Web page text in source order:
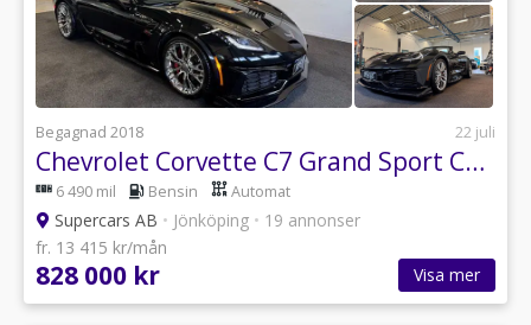
Begagnad 2018 22 juli
Chevrolet Corvette C7 Grand Sport Convertible
6 490 mil Bensin Automat
Supercars AB • Jönköping • 19 annonser
fr. 13 415 kr/mån
828 000 kr Visa mer